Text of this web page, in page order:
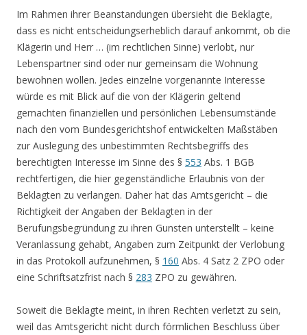
Im Rahmen ihrer Beanstandungen übersieht die Beklagte,
dass es nicht entscheidungserheblich darauf ankommt, ob die
Klägerin und Herr … (im rechtlichen Sinne) verlobt, nur
Lebenspartner sind oder nur gemeinsam die Wohnung
bewohnen wollen. Jedes einzelne vorgenannte Interesse
würde es mit Blick auf die von der Klägerin geltend
gemachten finanziellen und persönlichen Lebensumstände
nach den vom Bundesgerichtshof entwickelten Maßstäben
zur Auslegung des unbestimmten Rechtsbegriffs des
berechtigten Interesse im Sinne des § 553 Abs. 1 BGB
rechtfertigen, die hier gegenständliche Erlaubnis von der
Beklagten zu verlangen. Daher hat das Amtsgericht – die
Richtigkeit der Angaben der Beklagten in der
Berufungsbegründung zu ihren Gunsten unterstellt – keine
Veranlassung gehabt, Angaben zum Zeitpunkt der Verlobung
in das Protokoll aufzunehmen, § 160 Abs. 4 Satz 2 ZPO oder
eine Schriftsatzfrist nach § 283 ZPO zu gewähren.
Soweit die Beklagte meint, in ihren Rechten verletzt zu sein,
weil das Amtsgericht nicht durch förmlichen Beschluss über